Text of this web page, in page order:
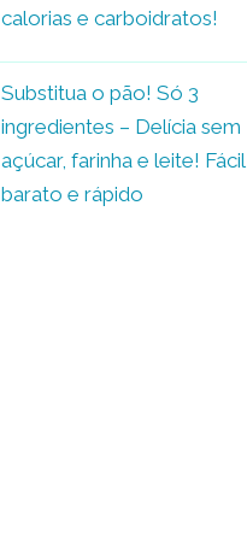
calorias e carboidratos!
Substitua o pão! Só 3
ingredientes – Delícia sem
açúcar, farinha e leite! Fácil,
barato e rápido